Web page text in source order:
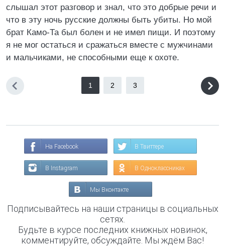
слышал этот разговор и знал, что это добрые речи и
что в эту ночь русские должны быть убиты. Но мой
брат Камо-Та был болен и не имел пищи. И поэтому
я не мог остаться и сражаться вместе с мужчинами
и мальчиками, не способными еще к охоте.
1 2 3
На Facebook В Твиттере
В Instagram В Одноклассниках
Мы Вконтакте
Подписывайтесь на наши страницы в социальных
сетях.
Будьте в курсе последних книжных новинок,
комментируйте, обсуждайте. Мы ждём Вас!